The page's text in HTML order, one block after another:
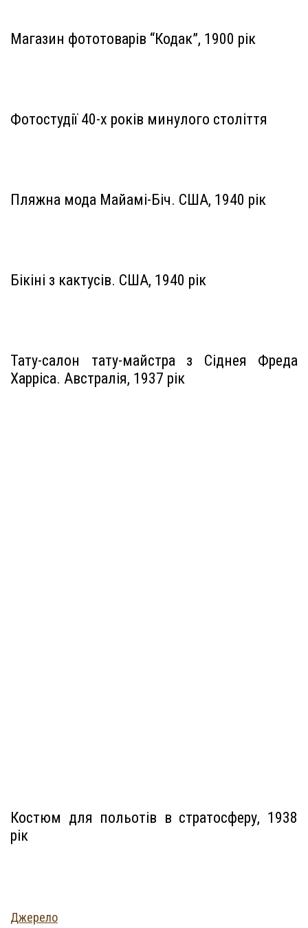
Магазин фототоварів “Кодак”, 1900 рік
Фотостудії 40-х років минулого століття
Пляжна мода Майамі-Біч. США, 1940 рік
Бікіні з кактусів. США, 1940 рік
Тату-салон тату-майстра з Сіднея Фреда
Харріса. Австралія, 1937 рік
Костюм для польотів в стратосферу, 1938
рік
Джерело